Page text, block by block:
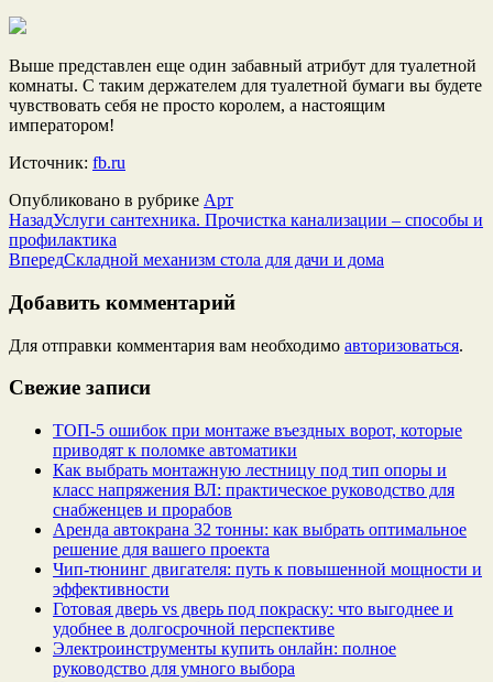
Выше представлен еще один забавный атрибут для туалетной
комнаты. С таким держателем для туалетной бумаги вы будете
чувствовать себя не просто королем, а настоящим
императором!
Источник: fb.ru
Опубликовано в рубрике Арт
НазадУслуги сантехника. Прочистка канализации – способы и
профилактика
ВпередСкладной механизм стола для дачи и дома
Добавить комментарий
Для отправки комментария вам необходимо авторизоваться.
Свежие записи
ТОП-5 ошибок при монтаже въездных ворот, которые
приводят к поломке автоматики
Как выбрать монтажную лестницу под тип опоры и
класс напряжения ВЛ: практическое руководство для
снабженцев и прорабов
Аренда автокрана 32 тонны: как выбрать оптимальное
решение для вашего проекта
Чип‑тюнинг двигателя: путь к повышенной мощности и
эффективности
Готовая дверь vs дверь под покраску: что выгоднее и
удобнее в долгосрочной перспективе
Электроинструменты купить онлайн: полное
руководство для умного выбора